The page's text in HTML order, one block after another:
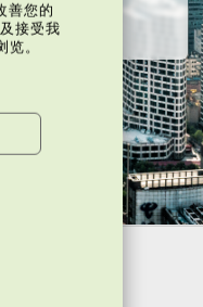
会员
善您的
接受我
览。